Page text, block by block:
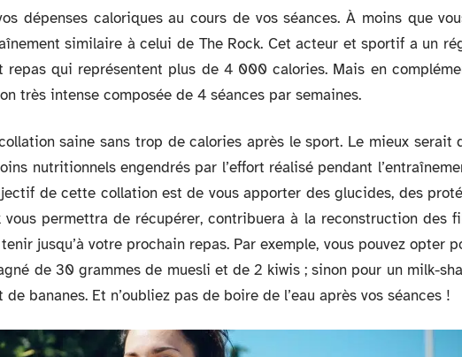
dépenses caloriques au cours de vos séances. À moins que
similaire à celui de The Rock. Cet acteur et sportif a un
repas qui représentent plus de 4 000 calories. Mais en
très intense composée de 4 séances par semaines.
saine sans trop de calories après le sport. Le mieux serait
nutritionnels engendrés par l’effort réalisé pendant
de cette collation est de vous apporter des glucides, des
permettra de récupérer, contribuera à la reconstruction des
jusqu’à votre prochain repas. Par exemple, vous pouvez opter
de 30 grammes de muesli et de 2 kiwis ; sinon pour un milk-
bananes. Et n’oubliez pas de boire de l’eau après vos séances !